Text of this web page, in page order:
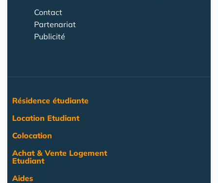
Contact
Partenariat
Publicité
Résidence étudiante
Location Etudiant
Colocation
Achat & Vente Logement
Etudiant
Aides